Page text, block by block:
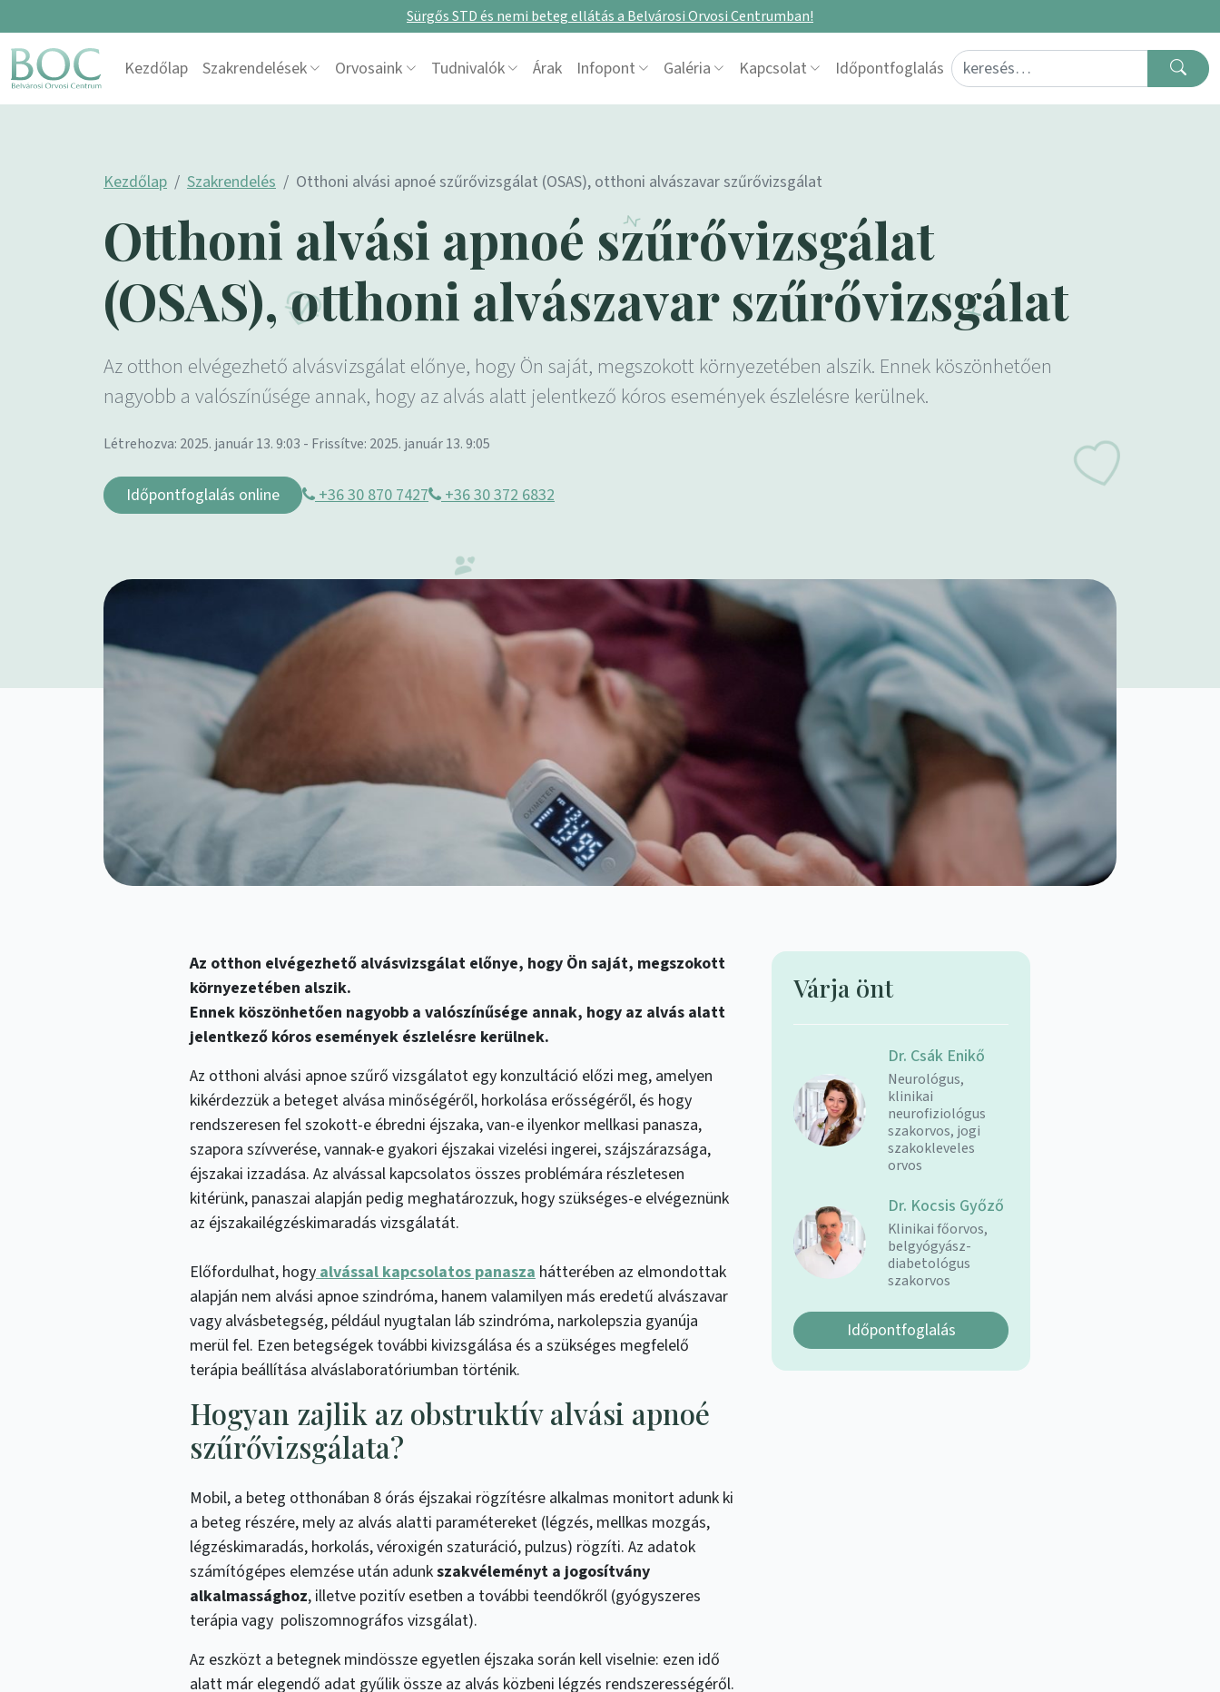
Sürgős STD és nemi beteg ellátás a Belvárosi Orvosi Centrumban!
Skip to content
Main Navigation
Kezdőlap Szakrendelések Orvosaink Tudnivalók Árak Infopont Galéria Kapcsolat Időpontfoglalás Search for:
Kezdőlap Szakrendelés Otthoni alvási apnoé szűrővizsgálat (OSAS), otthoni alvászavar szűrővizsgálat
Otthoni alvási apnoé szűrővizsgálat
(OSAS), otthoni alvászavar szűrővizsgálat
Az otthon elvégezhető alvásvizsgálat előnye, hogy Ön saját, megszokott környezetében alszik. Ennek köszönhetően
nagyobb a valószínűsége annak, hogy az alvás alatt jelentkező kóros események észlelésre kerülnek.
Létrehozva: 2025. január 13. 9:03 - Frissítve: 2025. január 13. 9:05
Időpontfoglalás online +36 30 870 7427 +36 30 372 6832
Az otthon elvégezhető alvásvizsgálat előnye, hogy Ön saját, megszokott
környezetében alszik.
Ennek köszönhetően nagyobb a valószínűsége annak, hogy az alvás alatt
jelentkező kóros események észlelésre kerülnek.
Az otthoni alvási apnoe szűrő vizsgálatot egy konzultáció előzi meg, amelyen
kikérdezzük a beteget alvása minőségéről, horkolása erősségéről, és hogy
rendszeresen fel szokott-e ébredni éjszaka, van-e ilyenkor mellkasi panasza,
szapora szívverése, vannak-e gyakori éjszakai vizelési ingerei, szájszárazsága,
éjszakai izzadása. Az alvással kapcsolatos összes problémára részletesen
kitérünk, panaszai alapján pedig meghatározzuk, hogy szükséges-e elvégeznünk
az éjszakailégzéskimaradás vizsgálatát.
Előfordulhat, hogy alvással kapcsolatos panasza hátterében az elmondottak
alapján nem alvási apnoe szindróma, hanem valamilyen más eredetű alvászavar
vagy alvásbetegség, például nyugtalan láb szindróma, narkolepszia gyanúja
merül fel. Ezen betegségek további kivizsgálása és a szükséges megfelelő
terápia beállítása alváslaboratóriumban történik.
Hogyan zajlik az obstruktív alvási apnoé
szűrővizsgálata?
Mobil, a beteg otthonában 8 órás éjszakai rögzítésre alkalmas monitort adunk ki
a beteg részére, mely az alvás alatti paramétereket (légzés, mellkas mozgás,
légzéskimaradás, horkolás, véroxigén szaturáció, pulzus) rögzíti. Az adatok
számítógépes elemzése után adunkszakvéleményt a jogosítvány
alkalmassághoz, illetve pozitív esetben a további teendőkről (gyógyszeres
terápia vagy poliszomnográfos vizsgálat).
Az eszközt a betegnek mindössze egyetlen éjszaka során kell viselnie: ezen idő
alatt már elegendő adat gyűlik össze az alvás közbeni légzés rendszerességéről.
Várja önt
Dr. Csák Enikő
Neurológus,
klinikai
neurofiziológus
szakorvos, jogi
szakokleveles
orvos
Dr. Kocsis Győző
Klinikai főorvos,
belgyógyász-
diabetológus
szakorvos
Időpontfoglalás